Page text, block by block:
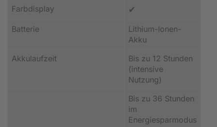
Farbdisplay
✔
Batterie
Lithium-Ionen-
Akku
Akkulaufzeit
Bis zu 12 Stunden
(intensive
Nutzung)
Bis zu 36 Stunden
im
Energiesparmodus